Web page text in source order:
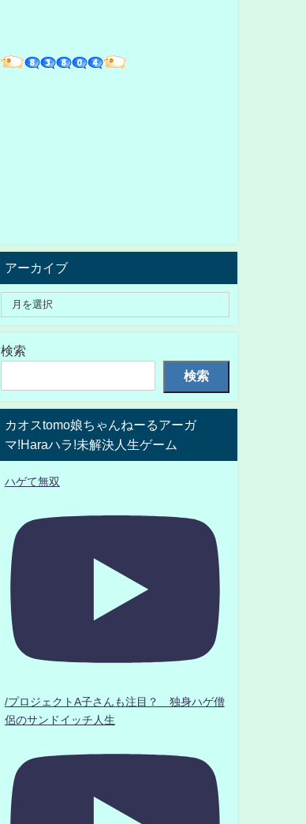
アーカイブ
検索
検索
カオスtomo娘ちゃんねーるアーガ
マ!Haraハラ!未解決人生ゲーム
ハゲて無双
/プロジェクトA子さんも注目？ 独身ハゲ僧
侶のサンドイッチ人生